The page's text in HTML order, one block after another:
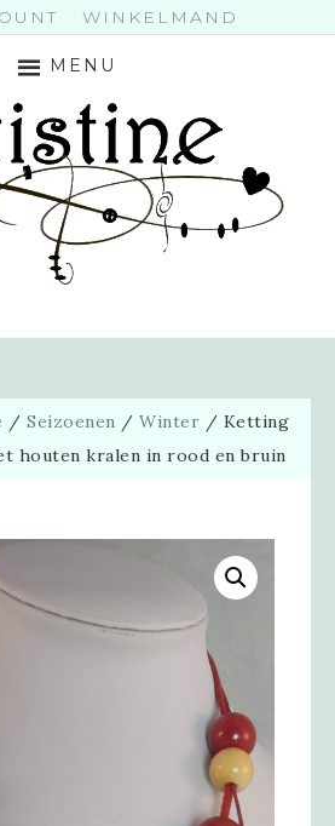
WINKELMAND
MENU
/ Seizoenen / Winter / Ketting
houten kralen in rood en bruin